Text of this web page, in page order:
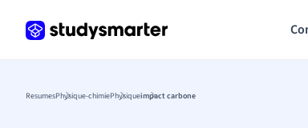
ResumesPhysique-chimiePhysiqueimpact carbone